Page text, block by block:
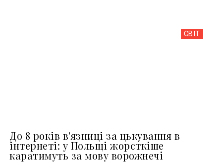
СВІТ
До 8 років в'язниці за цькування в
інтернеті: у Польщі жорсткіше
каратимуть за мову ворожнечі